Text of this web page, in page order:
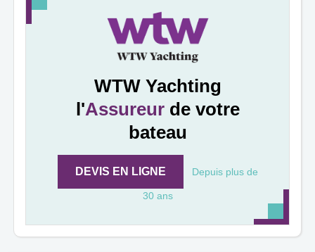
durchgehend hohe Reling an Backbord
WTW Yachting
l'Assureurde votre
bateau
DEVIS EN LIGNE Depuis plus de
30 ans